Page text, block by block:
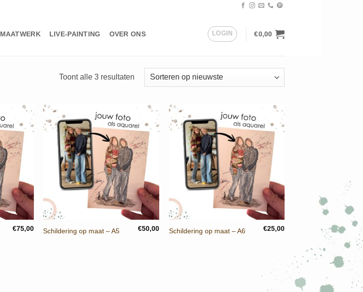
MAATWERK LIVE-PAINTING OVER ONS LOGIN €0,00
Toont alle 3 resultatenGesorteerd
€75,00
+
Schildering op maat – A5 €50,00
+
Schildering op maat – A6 €25,00